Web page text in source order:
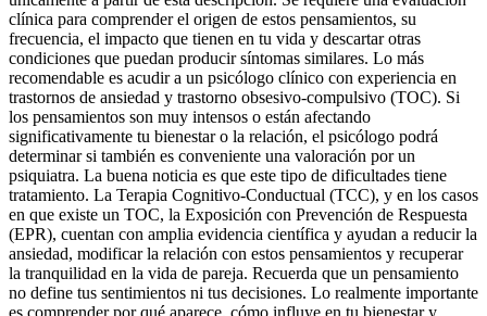
clínica para comprender el origen de estos pensamientos, su
frecuencia, el impacto que tienen en tu vida y descartar otras
condiciones que puedan producir síntomas similares. Lo más
recomendable es acudir a un psicólogo clínico con experiencia en
trastornos de ansiedad y trastorno obsesivo-compulsivo (TOC). Si
los pensamientos son muy intensos o están afectando
significativamente tu bienestar o la relación, el psicólogo podrá
determinar si también es conveniente una valoración por un
psiquiatra. La buena noticia es que este tipo de dificultades tiene
tratamiento. La Terapia Cognitivo-Conductual (TCC), y en los casos
en que existe un TOC, la Exposición con Prevención de Respuesta
(EPR), cuentan con amplia evidencia científica y ayudan a reducir la
ansiedad, modificar la relación con estos pensamientos y recuperar
la tranquilidad en la vida de pareja. Recuerda que un pensamiento
no define tus sentimientos ni tus decisiones. Lo realmente importante
es comprender por qué aparece, cómo influye en tu bienestar y